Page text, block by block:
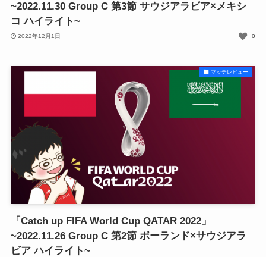
~2022.11.30 Group C 第3節 サウジアラビア×メキシ
コ ハイライト~
2022年12月1日 0
マッチレビュー
「Catch up FIFA World Cup QATAR 2022」
~2022.11.26 Group C 第2節 ポーランド×サウジアラ
ビア ハイライト~